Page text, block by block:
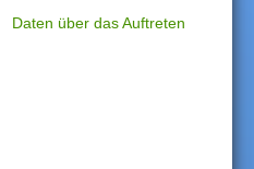
Daten über das Auftreten